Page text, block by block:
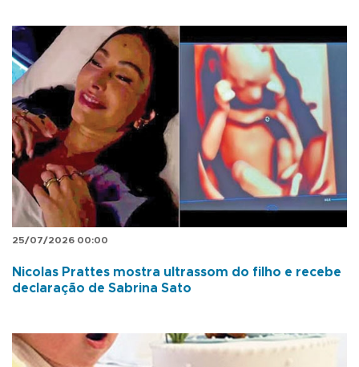
25/07/2026 00:00
Nicolas Prattes mostra ultrassom do filho e recebe
declaração de Sabrina Sato